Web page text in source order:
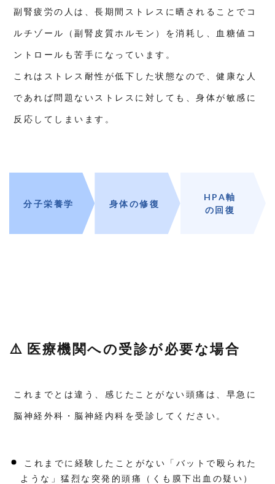
副腎疲労の人は、長期間ストレスに晒されることでコ
ルチゾール（副腎皮質ホルモン）を消耗し、血糖値コ
ントロールも苦手になっています。
これはストレス耐性が低下した状態なので、健康な人
であれば問題ないストレスに対しても、身体が敏感に
反応してしまいます。
分子栄養学 身体の修復
HPA軸
の回復
⚠️ 医療機関への受診が必要な場合
これまでとは違う、感じたことがない頭痛は、早急に
脳神経外科・脳神経内科を受診してください。
これまでに経験したことがない「バットで殴られた
ような」猛烈な突発的頭痛（くも膜下出血の疑い）